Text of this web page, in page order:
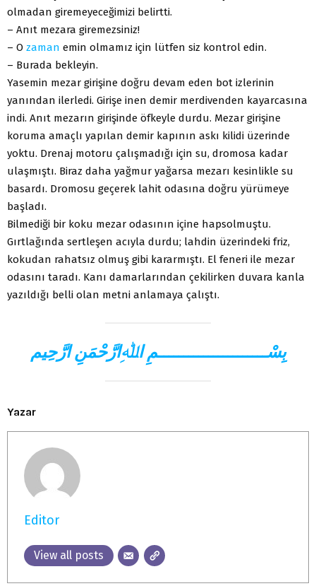
olmadan giremeyeceğimizi belirtti.
– Anıt mezara giremezsiniz!
– O zaman emin olmamız için lütfen siz kontrol edin.
– Burada bekleyin.
Yasemin mezar girişine doğru devam eden bot izlerinin
yanından ilerledi. Girişe inen demir merdivenden kayarcasına
indi. Anıt mezarın girişinde öfkeyle durdu. Mezar girişine
koruma amaçlı yapılan demir kapının askı kilidi üzerinde
yoktu. Drenaj motoru çalışmadığı için su, dromosa kadar
ulaşmıştı. Biraz daha yağmur yağarsa mezarı kesinlikle su
basardı. Dromosu geçerek lahit odasına doğru yürümeye
başladı.
Bilmediği bir koku mezar odasının içine hapsolmuştu.
Gırtlağında sertleşen acıyla durdu; lahdin üzerindeki friz,
kokudan rahatsız olmuş gibi kararmıştı. El feneri ile mezar
odasını taradı. Kanı damarlarından çekilirken duvara kanla
yazıldığı belli olan metni anlamaya çalıştı.
بِسْــــــــــــــــــــــمِ اﷲِارَّحْمَنِ ارَّحِيم
Yazar
Editor
View all posts